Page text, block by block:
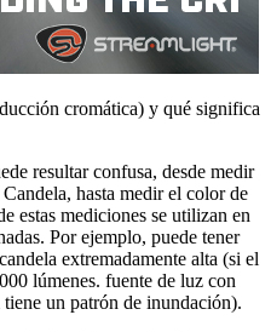
cromática) y qué significa
resultar confusa, desde medir
hasta medir el color de
estas mediciones se utilizan en
Por ejemplo, puede tener
extremadamente alta (si el
lúmenes. fuente de luz con
tiene un patrón de inundación).